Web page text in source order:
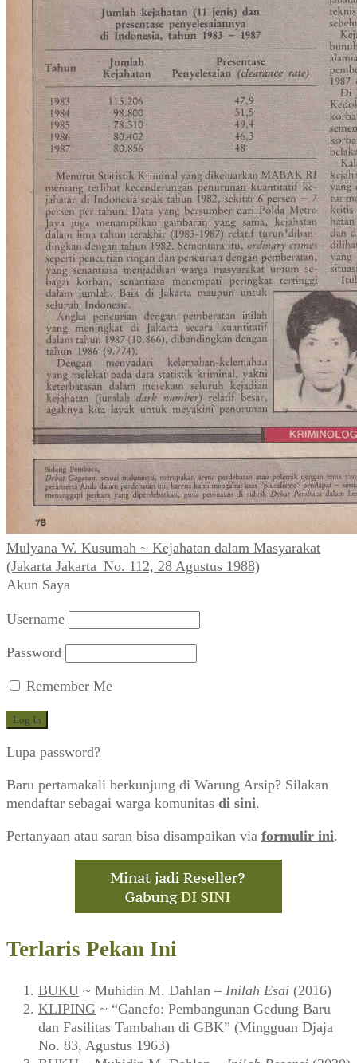
Mulyana W. Kusumah ~ Kejahatan dalam Masyarakat
(Jakarta Jakarta_No. 112, 28 Agustus 1988)
Akun Saya
Username
Password
Remember Me
Lupa password?
Baru pertamakali berkunjung di Warung Arsip? Silakan
mendaftar sebagai warga komunitas di sini.
Pertanyaan atau saran bisa disampaikan via formulir ini.
Terlaris Pekan Ini
BUKU ~ Muhidin M. Dahlan – Inilah Esai (2016)
KLIPING ~ “Ganefo: Pembangunan Gedung Baru
dan Fasilitas Tambahan di GBK” (Mingguan Djaja
No. 83, Agustus 1963)